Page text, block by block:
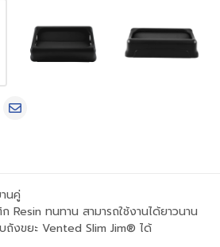
นคู่
Resin ทนทาน สามารถใช้งานได้ยาวนาน
บถังขยะ Vented Slim Jim® ได้